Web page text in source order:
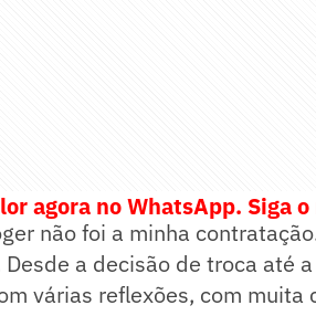
agora no WhatsApp. Siga
não foi a minha
a decisão de troca até
várias reflexões, com muita